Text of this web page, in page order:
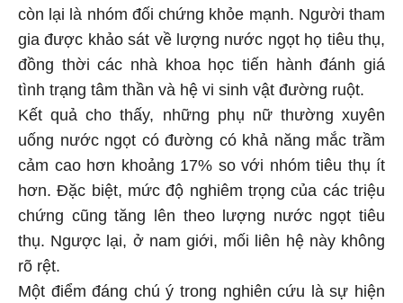
còn lại là nhóm đối chứng khỏe mạnh. Người tham
gia được khảo sát về lượng nước ngọt họ tiêu thụ,
đồng thời các nhà khoa học tiến hành đánh giá
tình trạng tâm thần và hệ vi sinh vật đường ruột.
Kết quả cho thấy, những phụ nữ thường xuyên
uống nước ngọt có đường có khả năng mắc trầm
cảm cao hơn khoảng 17% so với nhóm tiêu thụ ít
hơn. Đặc biệt, mức độ nghiêm trọng của các triệu
chứng cũng tăng lên theo lượng nước ngọt tiêu
thụ. Ngược lại, ở nam giới, mối liên hệ này không
rõ rệt.
Một điểm đáng chú ý trong nghiên cứu là sự hiện